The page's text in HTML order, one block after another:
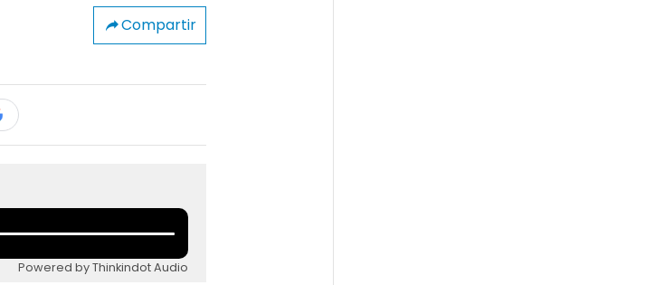
Compartir
Powered by Thinkindot Audio